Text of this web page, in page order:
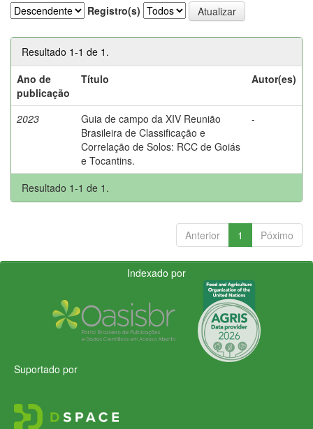
Registro(s)
Resultado 1-1 de 1.
Ano de
publicação
Título Autor(es)
2023
Guia de campo da XIV Reunião
Brasileira de Classificação e
Correlação de Solos: RCC de Goiás
e Tocantins.
-
Resultado 1-1 de 1.
Anterior 1 Póximo
Indexado por
Suportado por